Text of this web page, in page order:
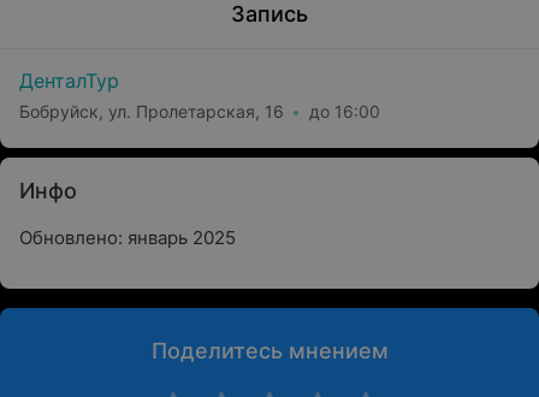
Запись
ДенталТур
Бобруйск, ул. Пролетарская, 16 до 16:00
Инфо
Обновлено: январь 2025
Поделитесь мнением